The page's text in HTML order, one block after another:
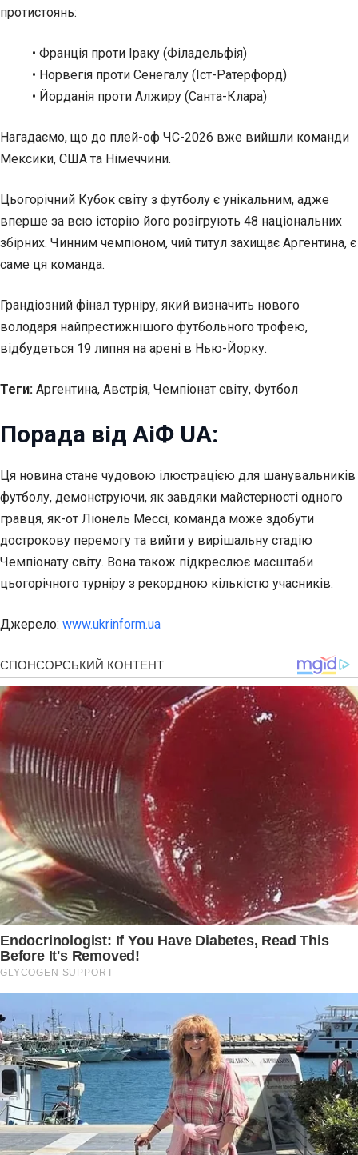
протистоянь:
• Франція проти Іраку (Філадельфія)
• Норвегія проти Сенегалу (Іст-Ратерфорд)
• Йорданія проти Алжиру (Санта-Клара)
Нагадаємо, що до плей-оф ЧС-2026 вже вийшли команди
Мексики, США та Німеччини.
Цьогорічний Кубок світу з футболу є унікальним, адже
вперше за всю історію його розігрують 48 національних
збірних. Чинним чемпіоном, чий титул захищає Аргентина, є
саме ця команда.
Грандіозний фінал турніру, який визначить нового
володаря найпрестижнішого футбольного трофею,
відбудеться 19 липня на арені в Нью-Йорку.
Теги: Аргентина, Австрія, Чемпіонат світу, Футбол
Порада від АіФ UA:
Ця новина стане чудовою ілюстрацією для шанувальників
футболу, демонструючи, як завдяки майстерності одного
гравця, як-от Ліонель Мессі, команда може здобути
дострокову перемогу та вийти у вирішальну стадію
Чемпіонату світу. Вона також підкреслює масштаби
цьогорічного турніру з рекордною кількістю учасників.
Джерело: www.ukrinform.ua